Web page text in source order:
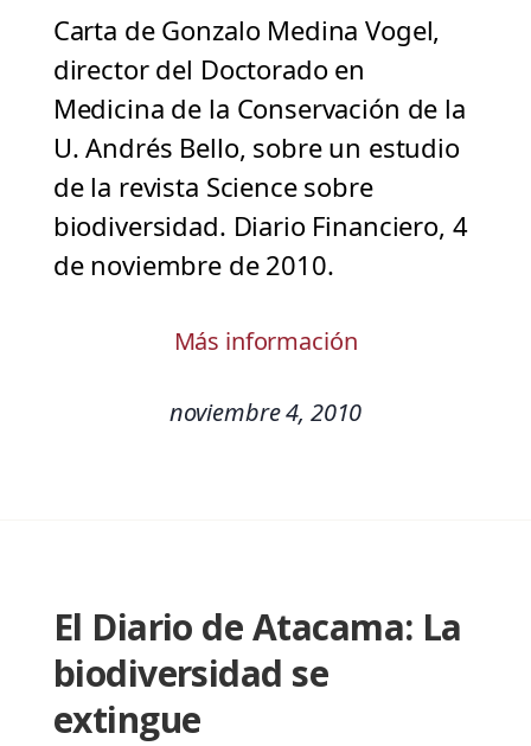
Carta de Gonzalo Medina Vogel,
director del Doctorado en
Medicina de la Conservación de la
U. Andrés Bello, sobre un estudio
de la revista Science sobre
biodiversidad. Diario Financiero, 4
de noviembre de 2010.
Más información
noviembre 4, 2010
El Diario de Atacama: La
biodiversidad se
extingue